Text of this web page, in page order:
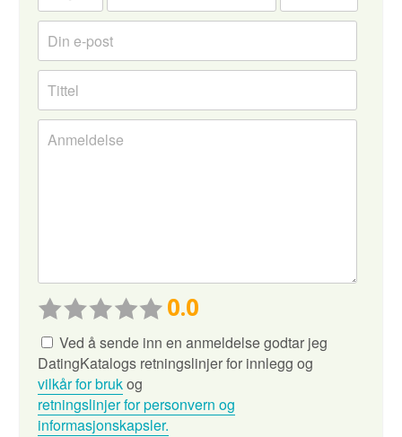
0.0
Ved å sende inn en anmeldelse godtar jeg
DatingKatalogs retningslinjer for innlegg og
vilkår for brukog
retningslinjer for personvern og
informasjonskapsler.